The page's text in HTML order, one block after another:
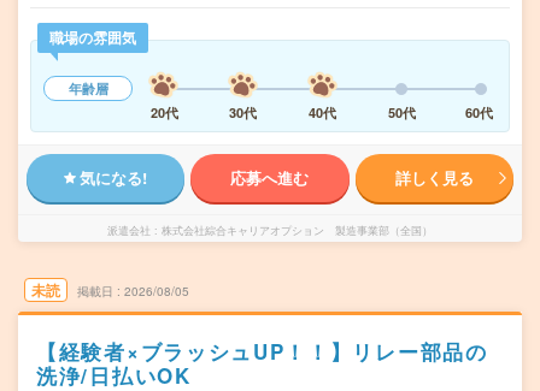
職場の雰囲気
年齢層
20代
30代 40代 50代 60代
気になる! 応募へ進む 詳しく見る
派遣会社 株式会社綜合キャリアオプション 製造事業部（全国）
未読 掲載日 2026/08/05
【経験者×ブラッシュUP！！】リレー部品の
洗浄/日払いOK